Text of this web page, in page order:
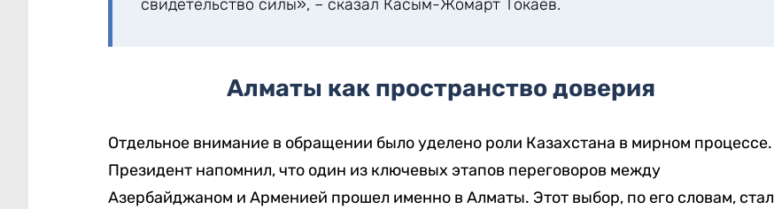
свидетельство силы», – сказал Касым-Жомарт Токаев.
Алматы как пространство доверия
Отдельное внимание в обращении было уделено роли Казахстана в мирном процессе.
Президент напомнил, что один из ключевых этапов переговоров между
Азербайджаном и Арменией прошел именно в Алматы. Этот выбор, по его словам, стал